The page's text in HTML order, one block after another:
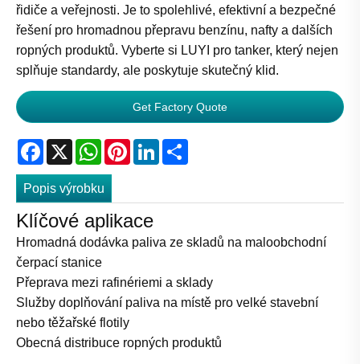
řidiče a veřejnosti. Je to spolehlivé, efektivní a bezpečné
řešení pro hromadnou přepravu benzínu, nafty a dalších
ropných produktů. Vyberte si LUYI pro tanker, který nejen
splňuje standardy, ale poskytuje skutečný klid.
Get Factory Quote
Facebook
X WhatsApp
PinterestLinkedIn
Popis výrobku
Klíčové aplikace
Hromadná dodávka paliva ze skladů na maloobchodní
čerpací stanice
Přeprava mezi rafinériemi a sklady
Služby doplňování paliva na místě pro velké stavební
nebo těžařské flotily
Obecná distribuce ropných produktů